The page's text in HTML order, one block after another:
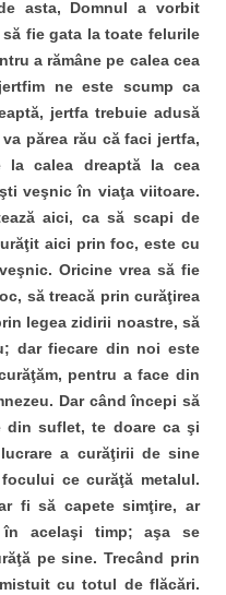
asta, Domnul a vorbit
fie gata la toate felurile
a rămâne pe calea cea
jertfim ne este scump ca
jertfatrebuie adusă
părea rău că faci jertfa,
la calea dreaptă la cea
veşnic în viaţa viitoare.
aici, ca să scapi de
aici prin foc, este cu
Oricine vrea să fie
să treacă prin curăţirea
legea zidirii noastre, să
dar fiecare din noi este
pentru a face din
Dar când începi să
din suflet, te doare ca şi
a curăţirii de sine
ce curăţă metalul.
fi să capete simţire, ar
în acelaşi timp; aşa se
pe sine. Trecând prin
cu totul de flăcări.